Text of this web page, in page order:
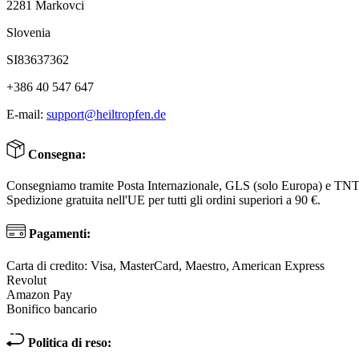
2281 Markovci
Slovenia
SI83637362
+386 40 547 647
E-mail: support@heiltropfen.de
Consegna:
Consegniamo tramite Posta Internazionale, GLS (solo Europa) e
Spedizione gratuita nell'UE per tutti gli ordini superiori a 90 €.
Pagamenti:
Carta di credito: Visa, MasterCard, Maestro, American Express
Revolut
Amazon Pay
Bonifico bancario
Politica di reso: